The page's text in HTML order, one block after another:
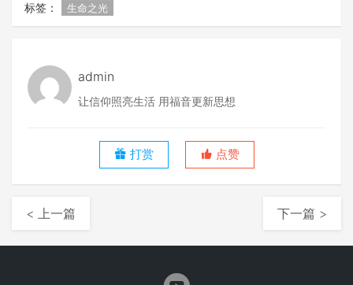
标签： 生命之光
admin
让信仰照亮生活 用福音更新思想
打赏 点赞
< 上一篇 下一篇 >